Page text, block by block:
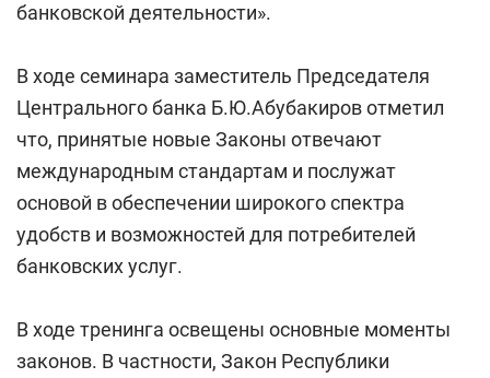
банковской деятельности».
В ходе семинара заместитель Председателя
Центрального банка Б.Ю.Абубакиров отметил
что, принятые новые Законы отвечают
международным стандартам и послужат
основой в обеспечении широкого спектра
удобств и возможностей для потребителей
банковских услуг.
В ходе тренинга освещены основные моменты
законов. В частности, Закон Республики